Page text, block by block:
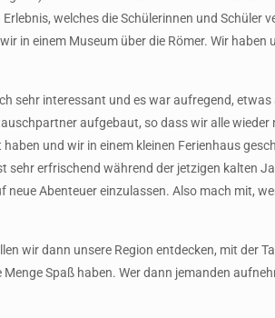
welches die Schülerinnen und Schüler
in einem Museum über die Römer. Wir
sehr interessant und es war aufregend,
aufgebaut, so dass wir alle
und wir in einem kleinen Ferienhaus
sehr erfrischend während der jetzigen kalten
Abenteuer einzulassen. Also mach mit,
wir dann unsere Region entdecken, mit der
Spaß haben. Wer dann jemanden